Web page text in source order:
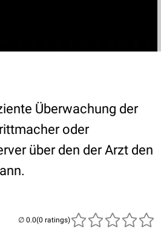
Überwachung der
oder
über den der Arzt den
(0 ratings)